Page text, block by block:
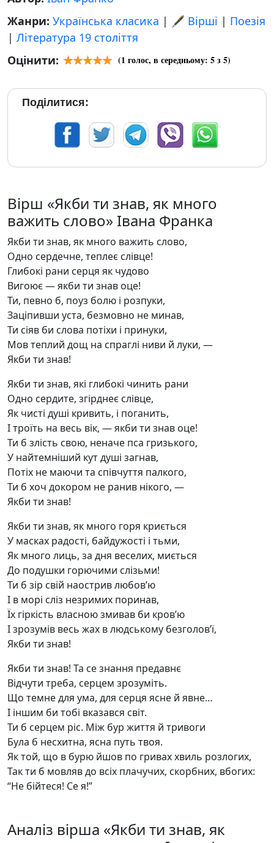
Жанри: Українська класика | 🖋️ Вірші | Поезія
| Література 19 століття
Оцінити:
(1 голос, в середньому: 5з 5)
Поділитися:
Вірш «Якби ти знав, як много
важить слово» Івана Франка
Якби ти знав, як много важить слово,
Одно сердечне, теплеє слівце!
Глибокі рани серця як чудово
Вигоює — якби ти знав оце!
Ти, певно б, поуз болю і розпуки,
Заціпивши уста, безмовно не минав,
Ти сіяв би слова потіхи і принуки,
Мов теплий дощ на спраглі ниви й луки, —
Якби ти знав!
Якби ти знав, які глибокі чинить рани
Одно сердите, згірднеє слівце,
Як чисті душі кривить, і поганить,
І троїть на весь вік, — якби ти знав оце!
Ти б злість свою, неначе пса гризького,
У найтемніший кут душі загнав,
Потіх не маючи та співчуття палкого,
Ти б хоч докором не ранив нікого, —
Якби ти знав!
Якби ти знав, як много горя криється
У масках радості, байдужості і тьми,
Як много лиць, за дня веселих, миється
До подушки горючими слізьми!
Ти б зір свій наострив любов’ю
І в морі сліз незримих поринав,
Їх гіркість власною змивав би кров’ю
І зрозумів весь жах в людському безголов’ї,
Якби ти знав!
Якби ти знав! Та се знання предавнє
Відчути треба, серцем зрозуміть.
Що темне для ума, для серця ясне й явне…
І іншим би тобі вказався світ.
Ти б серцем ріс. Між бур життя й тривоги
Була б несхитна, ясна путь твоя.
Як той, що в бурю йшов по гривах хвиль розлогих,
Так ти б мовляв до всіх плачучих, скорбних, вбогих:
“Не бійтеся! Се я!”
Аналіз вірша «Якби ти знав, як